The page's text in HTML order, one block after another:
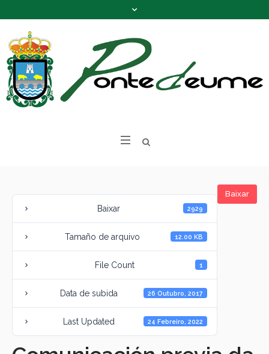
Baixar
Baixar 2929
Tamaño de arquivo 12.00 KB
File Count 1
Data de subida 26 Outubro, 2017
Last Updated 24 Febreiro, 2022